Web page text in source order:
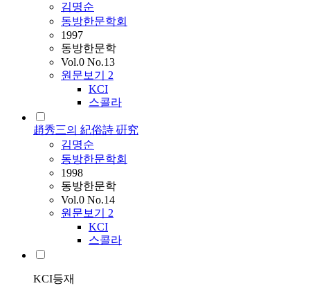
김명순
동방한문학회
1997
동방한문학
Vol.0 No.13
원문보기 2
KCI
스콜라
趙秀三의 紀俗詩 硏究
김명순
동방한문학회
1998
동방한문학
Vol.0 No.14
원문보기 2
KCI
스콜라
KCI등재